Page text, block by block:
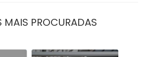
MAIS PROCURADAS